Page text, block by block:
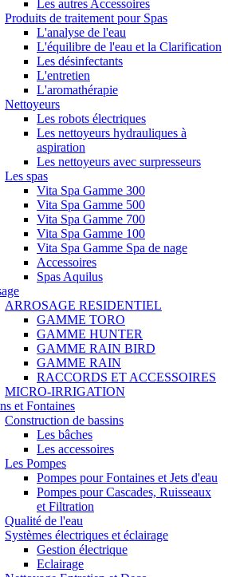
Les autres Accessoires
Produits de traitement pour Spas
L'analyse de l'eau
L'équilibre de l'eau et la Clarification
Les désinfectants
L'entretien
L'aromathérapie
Nettoyeurs
Les robots électriques
Les nettoyeurs hydrauliques à
aspiration
Les nettoyeurs avec surpresseurs
Les spas
Vita Spa Gamme 300
Vita Spa Gamme 500
Vita Spa Gamme 700
Vita Spa Gamme 100
Vita Spa Gamme Spa de nage
Accessoires
Spas Aquilus
ARROSAGE RESIDENTIEL
GAMME TORO
GAMME HUNTER
GAMME RAIN BIRD
GAMME RAIN
RACCORDS ET ACCESSOIRES
MICRO-IRRIGATION
et Fontaines
Construction de bassins
Les bâches
Les accessoires
Les Pompes
Pompes pour Fontaines et Jets d'eau
Pompes pour Cascades, Ruisseaux
et Filtration
Qualité de l'eau
Systèmes électriques et éclairage
Gestion électrique
Eclairage